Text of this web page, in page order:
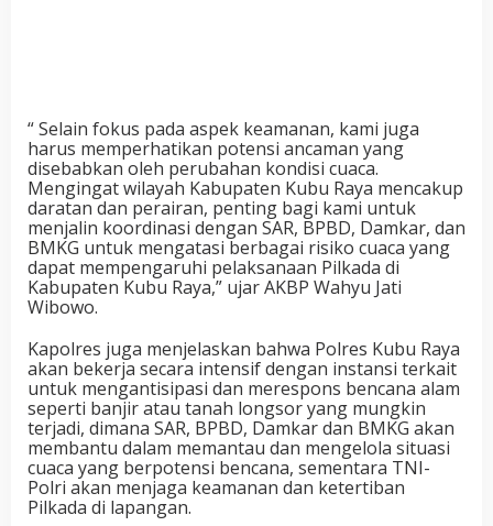
“ Selain fokus pada aspek keamanan, kami juga
harus memperhatikan potensi ancaman yang
disebabkan oleh perubahan kondisi cuaca.
Mengingat wilayah Kabupaten Kubu Raya mencakup
daratan dan perairan, penting bagi kami untuk
menjalin koordinasi dengan SAR, BPBD, Damkar, dan
BMKG untuk mengatasi berbagai risiko cuaca yang
dapat mempengaruhi pelaksanaan Pilkada di
Kabupaten Kubu Raya,” ujar AKBP Wahyu Jati
Wibowo.
Kapolres juga menjelaskan bahwa Polres Kubu Raya
akan bekerja secara intensif dengan instansi terkait
untuk mengantisipasi dan merespons bencana alam
seperti banjir atau tanah longsor yang mungkin
terjadi, dimana SAR, BPBD, Damkar dan BMKG akan
membantu dalam memantau dan mengelola situasi
cuaca yang berpotensi bencana, sementara TNI-
Polri akan menjaga keamanan dan ketertiban
Pilkada di lapangan.